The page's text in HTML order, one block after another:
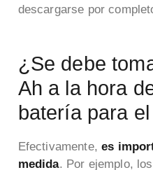
descargarse por
¿Se debe
Ah a la hora
batería para
Efectivamente, es
medida. Por ejemplo,